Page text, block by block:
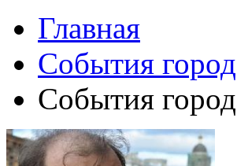
Главная
События
События